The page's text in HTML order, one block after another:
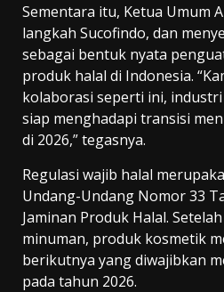
Sementara itu, Ketua Umum
langkah Sucofindo, dan
sebagai bentuk nyata
produk halal di Indonesia.
kolaborasi seperti ini,
siap menghadapi transisi
di 2026,” tegasnya.
Regulasi wajib halal
Undang-Undang Nomor 33
Jaminan Produk Halal.
minuman, produk kosmetik
berikutnya yang diwajibkan
pada tahun 2026.